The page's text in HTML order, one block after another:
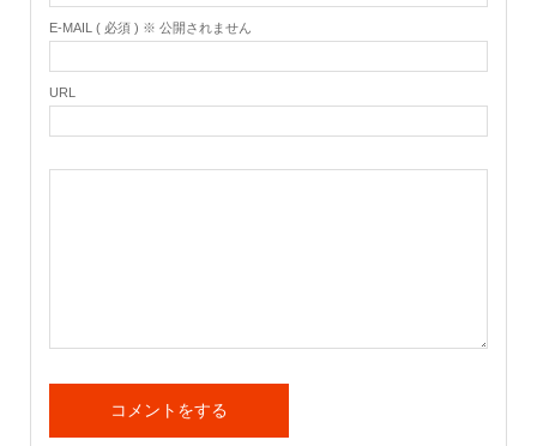
E-MAIL ( 必須 ) ※ 公開されません
URL